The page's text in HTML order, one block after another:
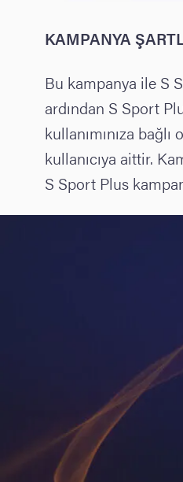
KAMPANYA
Bu kampanya ile S
ardından S Sport
kullanımınıza
kullanıcıya aittir.
S Sport Plus